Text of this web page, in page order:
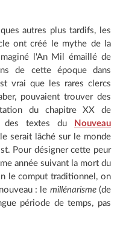
autres plus tardifs, les
ont créé le mythe de la
l'An Mil émaillé de
de cette époque dans
vrai que les rares clercs
pouvaient trouver des
du chapitre XX de
des textes du
Nouveau
serait lâché sur le monde
Pour désigner cette peur
année suivant la mort du
le comput traditionnel, on
: le millénarisme(de
période de temps, pas